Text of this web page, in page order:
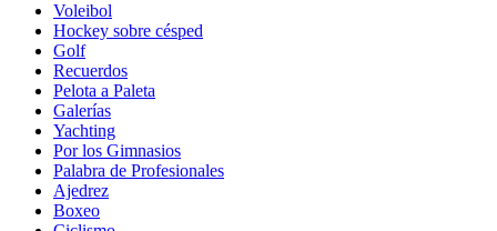
Voleibol
Hockey sobre césped
Golf
Recuerdos
Pelota a Paleta
Galerías
Yachting
Por los Gimnasios
Palabra de Profesionales
Ajedrez
Boxeo